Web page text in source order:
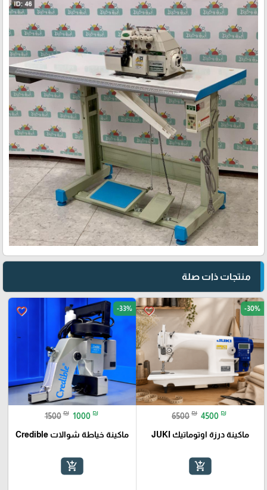
منتجات ذات صلة
favorite_border -30%
6500 ₪ 4500 ₪
ماكينة درزة اوتوماتيك JUKI
add_shopping_cart
favorite_border -33%
1500 ₪ 1000 ₪
ماكينة خياطة شوالات Credible
add_shopping_cart